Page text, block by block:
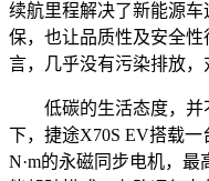
续航里程解决了新能源
保，也让品质性及安全
言，几乎没有污染排放，
低碳的生活态度，并
下，捷途X70S EV搭载一
N·m的永磁同步电机，最